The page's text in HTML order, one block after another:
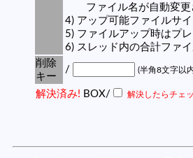
ファイル名が自動変更
4) アップ可能ファイルサイ
5) ファイルアップ時はプ
6) スレッド内の合計ファ
削除
キー
/ (半角8文字以
解決済み! BOX/ 解決したらチェ